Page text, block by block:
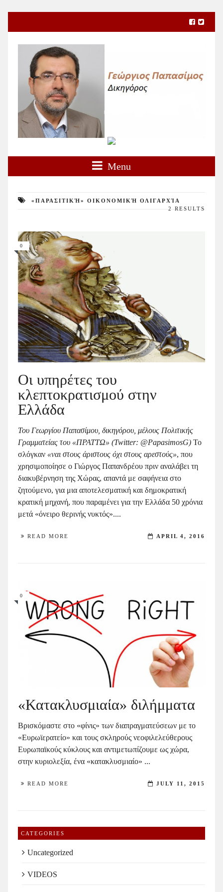
Menu
«ΠΑΡΑΣΙΤΙΚΉ» ΟΙΚΟΝΟΜΙΚΉ ΟΛΙΓΑΡΧΊΑ
2 RESULTS
0
Οι υπηρέτες του
κλεπτοκρατισμού στην
Ελλάδα
Του Γεωργίου Παπασίμου, δικηγόρου, μέλους Πολιτικής
Γραμματείας του «ΠΡΑΤΤΩ» (Twitter: @PapasimosG) Το
σλόγκαν «ναι στους άριστους όχι στους αρεστούς», που
χρησιμοποίησε ο Γιώργος Παπανδρέου πριν αναλάβει τη
διακυβέρνηση της Xώρας, απαντά με σαφήνεια στο
ζητούμενο, για μια αποτελεσματική και δημοκρατική
κρατική μηχανή, που παραμένει για την Ελλάδα 50 χρόνια
μετά «όνειρο θερινής νυκτός»....
READ MORE APRIL 4, 2016
0
«Κατακλυσμιαία» διλήμματα
Βρισκόμαστε στο «φίνις» των διαπραγματεύσεων με το
«Ευρωϊερατείο» και τους σκληρούς νεοφιλελεύθερους
Ευρωπαϊκούς κύκλους και αντιμετωπίζουμε ως χώρα,
στην κυριολεξία, ένα «κατακλυσμιαίο» ...
READ MORE JULY 11, 2015
CATEGORIES
Uncategorized
VIDEOS